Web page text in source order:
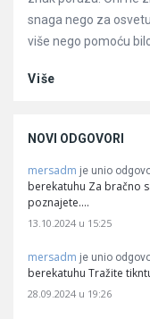
snaga nego za
više nego pomoću
Više
NOVI ODGOVORI
mersadm je unio
berekatuhu Za bračno
poznajete.…
13.10.2024 u 15:25
mersadm je unio
berekatuhu Tražite
28.09.2024 u 19:26